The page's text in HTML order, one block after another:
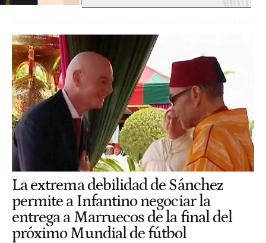
La extrema debilidad de Sánchez
permite a Infantino negociar la
entrega a Marruecos de la final del
próximo Mundial de fútbol